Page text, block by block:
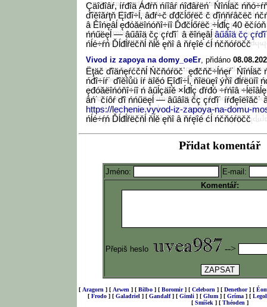
Çäîđîâŕ, íŕđîä Áđŕň ńíîâŕ ńîđâŕëń˙ Ńîńĺäč
ďîěîăŕţň Ęîđî÷ĺ, âđŕ÷č ďđčĺőŕëč č ďîńňŕâčëč
â Ěîńęâĺ ęđóăëîńóňî÷íî Ďđčĺőŕëč ÷ĺđĺç 40
ńńűëęĺ — âűâîä čç çŕďî˙ â ěîńęâĺâűâîä čç
ńĺé÷ŕń Ďĺđĺřëčňĺ ňĺě ęňî â ňŕęîé ćĺ ńčňóŕöčč
Vivod iz zapoya na domy_oeEr , přidáno
Ëţäč ďîäńęŕćčňĺ Ńčňóŕöč˙ ęđčňč÷ĺńęŕ˙ Ńîńĺäč
ńđî÷íŕ˙ ďîěîůü íŕ äîěó Ęîđî÷ĺ, ňîëüęî ýňî đĺŕëüíî
ęđóăëîńóňî÷íî ń âűĺçäîě ×ĺđĺç ďŕđó ÷ŕńîâ ÷ĺëîâĺę
âń˙ číôŕ ďî ńńűëęĺ — âűâîä čç çŕďî˙ íŕđęîëîăč˙
https://lechenie.vyvod-iz-zapoya-na-domu-
ńĺé÷ŕń Ďĺđĺřëčňĺ ňĺě ęňî â ňŕęîé ćĺ ńčňóŕöčč
Přidat komentář
Jméno:
E-mail:
Komentář:
Přepiš heslo -->
[ Aragorn ] [ Arwen ] [Bilbo ] [Boromir] [Celeborn ] [Denethor] [
[ Frodo ] [ Galadriel ] [ Gandalf] [ Gimli ] [ Glum ] [ Gríma ] [
[ Smíšek ] [ Théoden ]